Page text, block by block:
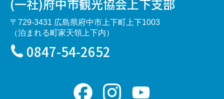
(一社)府中市観光協会上下支部
〒729-3431 広島県府中市上下町上下1003
（泊まれる町家天領上下内）
0847-54-2652
Facebook Instagram